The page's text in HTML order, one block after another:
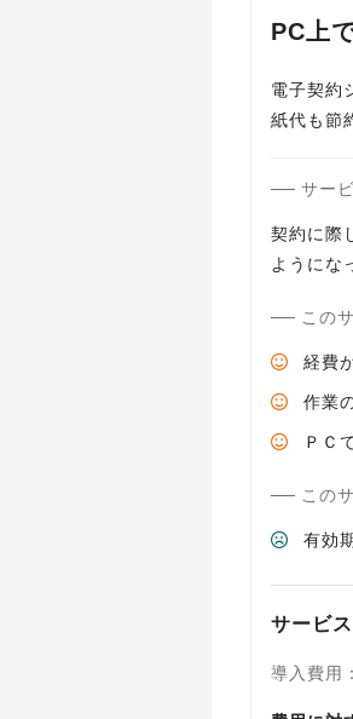
PC上
電子契約
紙代も節
サー
契約に際
ようにな
この
経費
作業
ＰＣ
この
有効
サービ
導入費用